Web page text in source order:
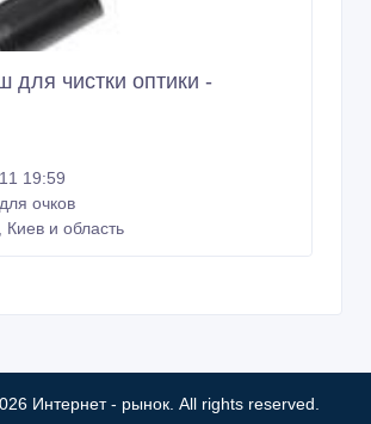
для чистки оптики -
19:59
очков
Киев и область
Интернет - рынок. All rights reserved.